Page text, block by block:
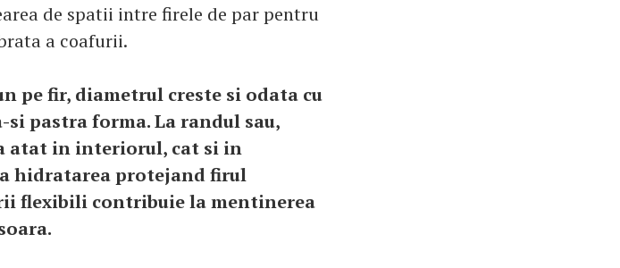
de spatii intre firele de par pentru
a coafurii.
pe fir, diametrul creste si odata cu
pastra forma. La randul sau,
atat in interiorul, cat si in
hidratarea protejand firul
flexibili contribuie la mentinerea